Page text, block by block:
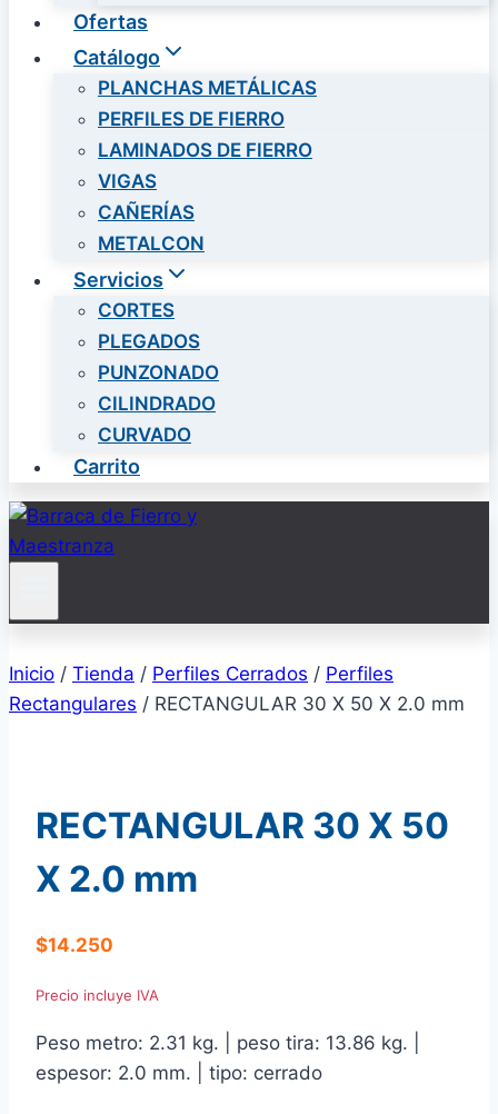
Ofertas
Catálogo
PLANCHAS METÁLICAS
PERFILES DE FIERRO
LAMINADOS DE FIERRO
VIGAS
CAÑERÍAS
METALCON
Servicios
CORTES
PLEGADOS
PUNZONADO
CILINDRADO
CURVADO
Carrito
Inicio / Tienda / Perfiles Cerrados / Perfiles
Rectangulares / RECTANGULAR 30 X 50 X 2.0 mm
RECTANGULAR 30 X 50
X 2.0 mm
$14.250
Precio incluye IVA
Peso metro: 2.31 kg. | peso tira: 13.86 kg. |
espesor: 2.0 mm. | tipo: cerrado